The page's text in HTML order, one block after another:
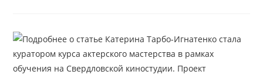
Актерского
Мастерства
В
Рамках
Обучения